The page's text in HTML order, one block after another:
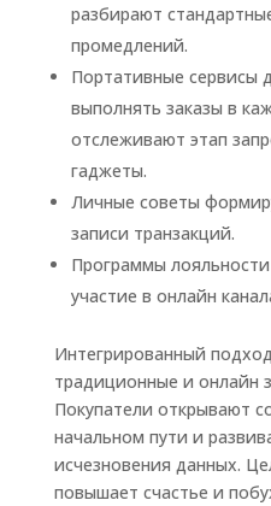
разбирают
промедлений.
Портативные сервисы
выполнять заказы в
отслеживают этап
гаджеты.
Личные советы
записи транзакций.
Программы
участие в онлайн
Интегрированный
традиционные и онлайн
Покупатели открывают
начальном пути и
исчезновения данных.
повышает счастье и